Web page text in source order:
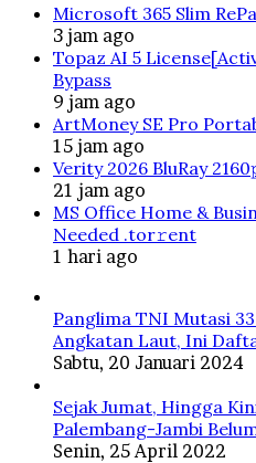
Microsoft 365 Slim
3 jam ago
Topaz AI 5
Bypass
9 jam ago
ArtMoney SE Pro
15 jam ago
Verity 2026 BluRay
21 jam ago
MS Office Home &
Needed .tоr𝚛еnt
1 hari ago
Panglima TNI Mutasi
Angkatan Laut, Ini
Sabtu, 20 Januari 2024
Sejak Jumat, Hingga
Palembang-Jambi
Senin, 25 April 2022